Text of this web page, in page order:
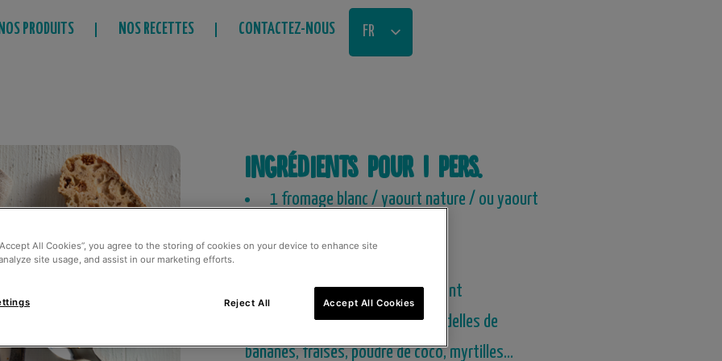
NOS PRODUITS NOS RECETTES CONTACTEZ-NOUS
FR
NL
Ingrédients pour 1 pers.
1 fromage blanc / yaourt nature / ou yaourt
Pot Andros Be Nuts! – croquant
Toppings de votre choix : rondelles de
bananes, fraises, poudre de coco, myrtilles…
All Cookies”, you agree to the storing of cookies on your device to enhance site
site usage, and assist in our marketing efforts.
Reject All Accept All Cookies